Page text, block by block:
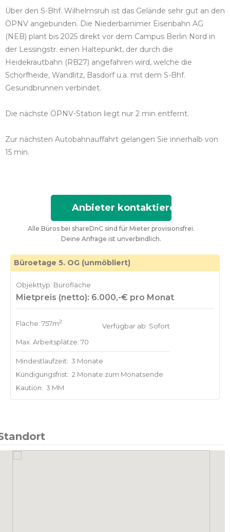
Über den S-Bhf. Wilhelmsruh ist das Gelände sehr gut an den
ÖPNV angebunden. Die Niederbarnimer Eisenbahn AG
(NEB) plant bis 2025 direkt vor dem Campus Berlin Nord in
der Lessingstr. einen Haltepunkt, der durch die
Heidekrautbahn (RB27) angefahren wird, welche die
Schorfheide, Wandlitz, Basdorf u.a. mit dem S-Bhf.
Gesundbrunnen verbindet.
Die nächste ÖPNV-Station liegt nur 2 min entfernt.
Zur nächsten Autobahnauffahrt gelangen Sie innerhalb von
15 min.
Anbieter kontaktieren
Alle Büros bei shareDnC sind für Mieter provisionsfrei.
Deine Anfrage ist unverbindlich.
Büroetage 5. OG (unmöbliert)
Objekttyp: Bürofläche
Mietpreis (netto): 6.000,-€ pro Monat
Fläche: 757m2
Max. Arbeitsplätze: 70
Verfügbar ab: Sofort
Mindestlaufzeit: 3 Monate
Kündigungsfrist: 2 Monate zum Monatsende
Kaution: 3 MM